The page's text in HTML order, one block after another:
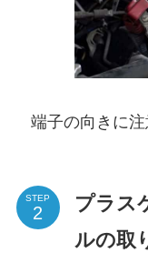
端子の向きに注
STEP
プラス
ルの取